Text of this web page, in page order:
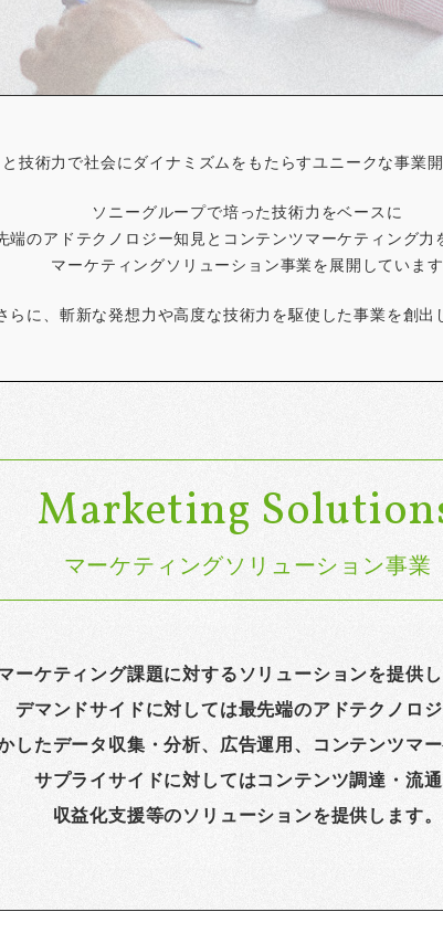
技術力で社会にダイナミズムをもたらすユニークな事業
ソニーグループで培った技術力をベースに
端のアドテクノロジー知見とコンテンツマーケティング力
マーケティングソリューション事業を展開しています
らに、斬新な発想力や高度な技術力を駆使した事業を創出
Marketing
マーケティングソリューション事業
ーケティング課題に対するソリューションを提供し
デマンドサイドに対しては最先端のアドテクノロ
したデータ収集・分析、広告運用、コンテンツマー
サプライサイドに対してはコンテンツ調達・流通
収益化支援等のソリューションを提供します。